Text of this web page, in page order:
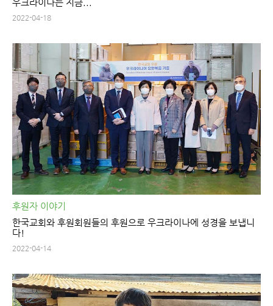
2022-04-18
후원자 이야기
한국교회와 후원회원들의 후원으로 우크라이나에 성경을 보냅니
다!
2022-04-14